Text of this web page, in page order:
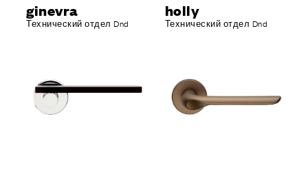
ginevra
Технический отдел Dnd
holly
Технический отдел Dnd